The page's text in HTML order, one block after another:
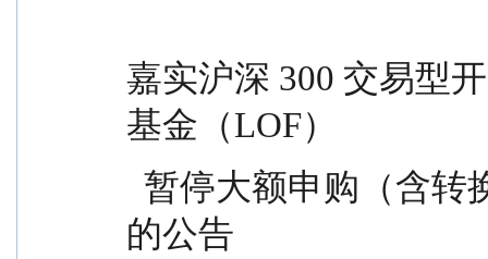
嘉实沪深 300 交易型
基金（LOF）
的公告